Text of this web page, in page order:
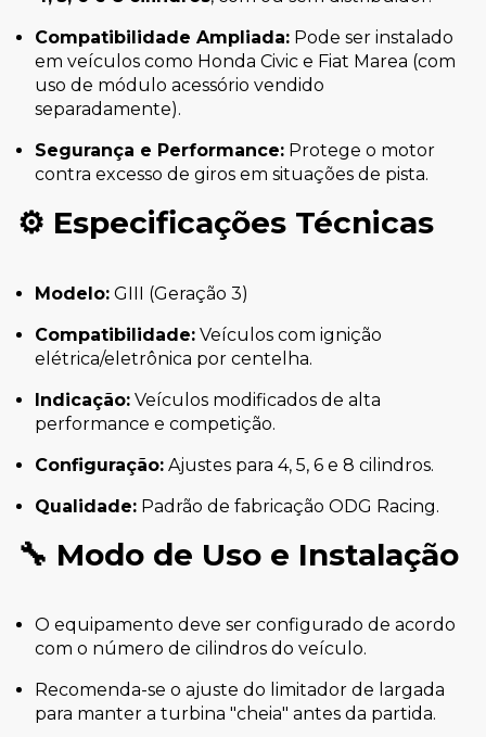
Compatibilidade Ampliada: Pode ser instalado
em veículos como Honda Civic e Fiat Marea (com
uso de módulo acessório vendido
separadamente).
Segurança e Performance: Protege o motor
contra excesso de giros em situações de pista.
⚙️ Especificações Técnicas
Modelo: GIII (Geração 3)
Compatibilidade: Veículos com ignição
elétrica/eletrônica por centelha.
Indicação: Veículos modificados de alta
performance e competição.
Configuração: Ajustes para 4, 5, 6 e 8 cilindros.
Qualidade: Padrão de fabricação ODG Racing.
🔧 Modo de Uso e Instalação
O equipamento deve ser configurado de acordo
com o número de cilindros do veículo.
Recomenda-se o ajuste do limitador de largada
para manter a turbina "cheia" antes da partida.